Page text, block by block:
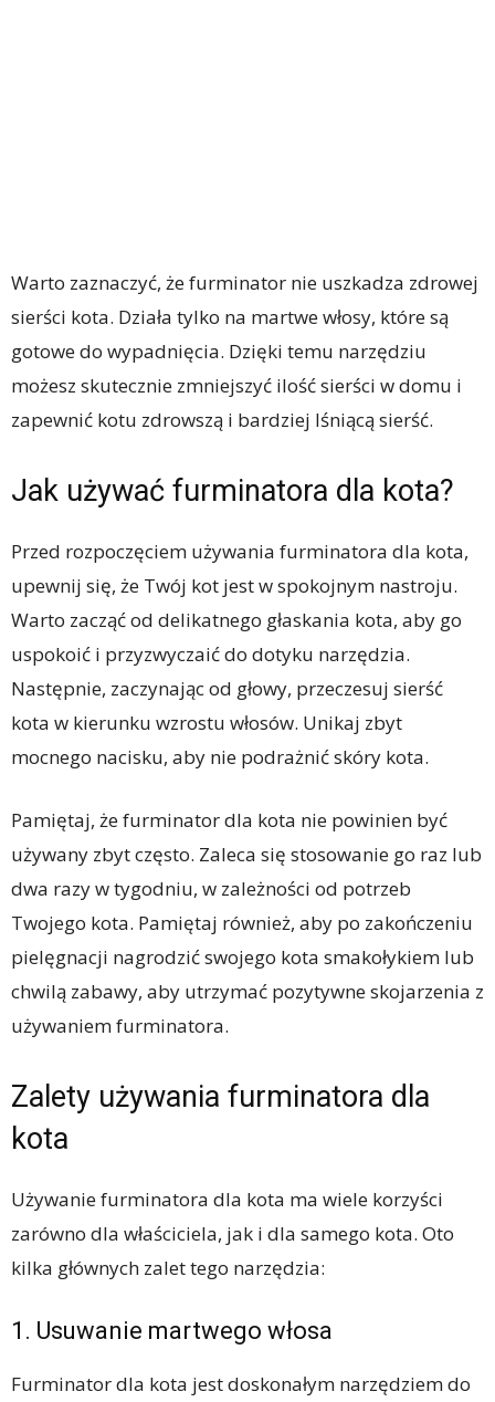
Warto zaznaczyć, że furminator nie uszkadza zdrowej
sierści kota. Działa tylko na martwe włosy, które są
gotowe do wypadnięcia. Dzięki temu narzędziu
możesz skutecznie zmniejszyć ilość sierści w domu i
zapewnić kotu zdrowszą i bardziej lśniącą sierść.
Jak używać furminatora dla kota?
Przed rozpoczęciem używania furminatora dla kota,
upewnij się, że Twój kot jest w spokojnym nastroju.
Warto zacząć od delikatnego głaskania kota, aby go
uspokoić i przyzwyczaić do dotyku narzędzia.
Następnie, zaczynając od głowy, przeczesuj sierść
kota w kierunku wzrostu włosów. Unikaj zbyt
mocnego nacisku, aby nie podrażnić skóry kota.
Pamiętaj, że furminator dla kota nie powinien być
używany zbyt często. Zaleca się stosowanie go raz lub
dwa razy w tygodniu, w zależności od potrzeb
Twojego kota. Pamiętaj również, aby po zakończeniu
pielęgnacji nagrodzić swojego kota smakołykiem lub
chwilą zabawy, aby utrzymać pozytywne skojarzenia z
używaniem furminatora.
Zalety używania furminatora dla
kota
Używanie furminatora dla kota ma wiele korzyści
zarówno dla właściciela, jak i dla samego kota. Oto
kilka głównych zalet tego narzędzia:
1. Usuwanie martwego włosa
Furminator dla kota jest doskonałym narzędziem do